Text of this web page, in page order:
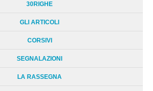
30RIGHE
GLI ARTICOLI
CORSIVI
SEGNALAZIONI
LA RASSEGNA